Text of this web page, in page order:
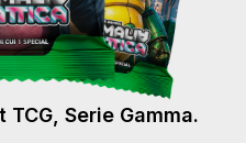
Serie Gamma.